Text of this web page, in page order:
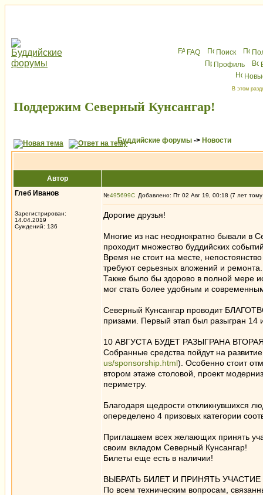
FAQ Поиск
Профиль
В этом
Поддержим Северный Кунсангар!
Буддийские форумы -> Новости
Автор
Глеб Иванов
Зарегистрирован:
14.04.2019
Суждений: 136
№495699 Добавлено: Пт 02 Авг 19, 00:18 (7 лет
Дорогие друзья!
Многие из нас неоднократно бывали в
проходит множество буддийских
Время не стоит на месте,
требуют серьезных вложений и ремонта.
Также было бы здорово в полной мере
мог стать более удобным и
Северный Кунсангар проводит
призами. Первый этап был разыгран
10 АВГУСТА БУДЕТ РАЗЫГРАНА
Собранные средства пойдут на
us/sponsorship.html). Особенно стоит
втором этаже столовой, проект
периметру.
Благодаря щедрости откликнувшихся
опеределено 4 призовых категории
Приглашаем всех желающих принять
своим вкладом Северный Кунсангар!
Билеты еще есть в наличии!
ВЫБРАТЬ БИЛЕТ И ПРИНЯТЬ
По всем техническим вопросам,